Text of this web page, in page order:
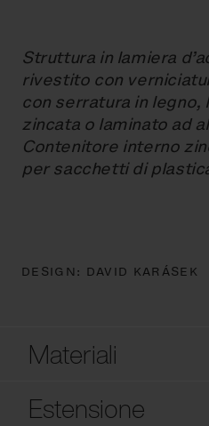
Struttura in lamiera
rivestito con
con serratura in legno,
zincata o laminato ad
Contenitore interno
per sacchetti di
DESIGN: DAVID KARÁSEK
Materiali
Estensione